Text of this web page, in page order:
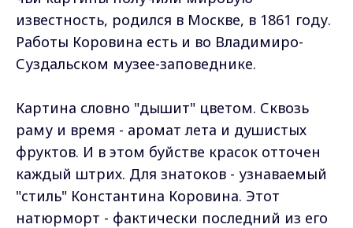
известность, родился в Москве, в 1861 году.
Работы Коровина есть и во Владимиро-
Суздальском музее-заповеднике.
Картина словно "дышит" цветом. Сквозь
раму и время - аромат лета и душистых
фруктов. И в этом буйстве красок отточен
каждый штрих. Для знатоков - узнаваемый
"стиль" Константина Коровина. Этот
натюрморт - фактически последний из его